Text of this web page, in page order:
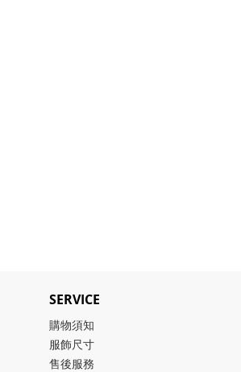
SERVICE
購物須知
服飾尺寸
售後服務